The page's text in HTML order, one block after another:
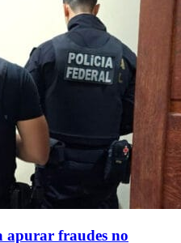
apurar fraudes no